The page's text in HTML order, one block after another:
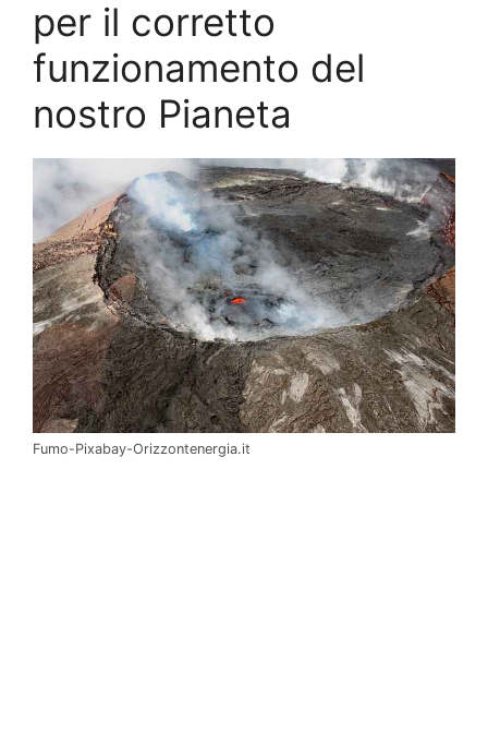
per il corretto
funzionamento del
nostro Pianeta
Fumo-Pixabay-Orizzontenergia.it